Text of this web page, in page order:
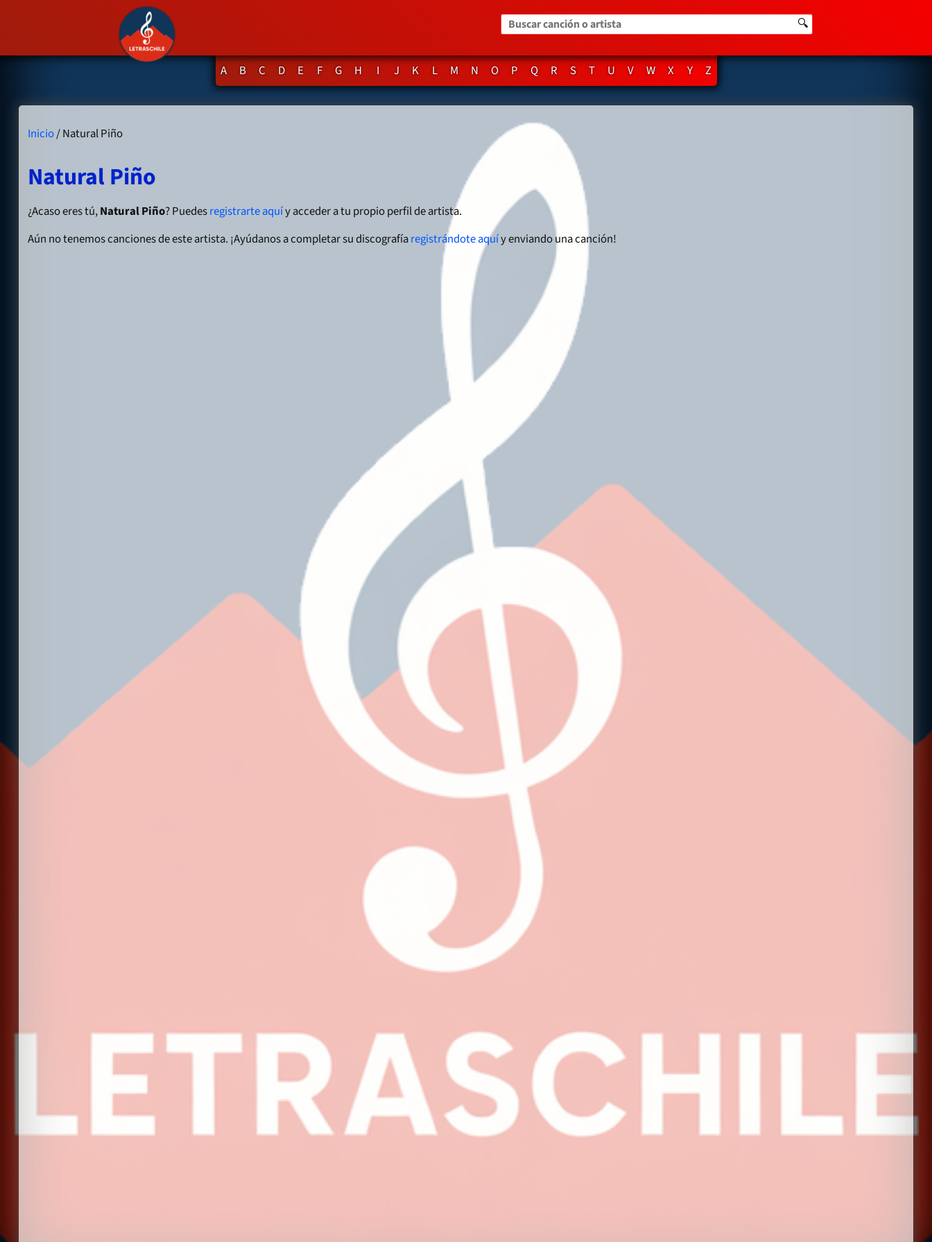
Buscar canción o artista 🔍
A B C D E F G H I J K L M N O P Q R S T U V W X Y Z
Inicio/ Natural Piño
Natural Piño
¿Acaso eres tú,Natural Piño? Puedesregistrarte aquíy acceder a tu propio perfil de artista.
Aún no tenemos canciones de este artista. ¡Ayúdanos a completar su discografíaregistrándote aquíy enviando una canción!